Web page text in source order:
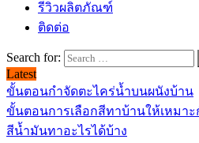
รีวิวผลิตภัณฑ์
ติดต่อ
Search for:
Latest
ขั้นตอนกำจัดตะไคร่น้ำบนผนังบ้าน
ขั้นตอนการเลือกสีทาบ้านให้เหมา
สีน้ำมันทาอะไรได้บ้าง